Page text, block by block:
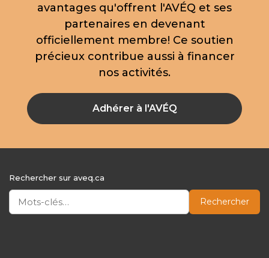
avantages qu'offrent l'AVÉQ et ses
partenaires en devenant
officiellement membre! Ce soutien
précieux contribue aussi à financer
nos activités.
Adhérer à l'AVÉQ
Rechercher sur aveq.ca
Rechercher